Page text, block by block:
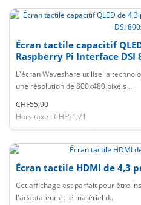
Écran tactile capacitif
Raspberry Pi Interface DSI
L'écran Waveshare utilise la
une résolution de 800x480 pixels ..
CHF55,90
Hors taxe : CHF51,71
Écran tactile HDMI de 4,3
Cet affichage est parfait pour être
l'adaptateur et le matériel d..